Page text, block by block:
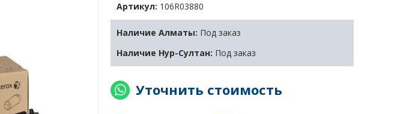
Артикул: 106R03880
Наличие Алматы: Под заказ
Наличие Нур-Султан: Под заказ
Уточнить стоимость